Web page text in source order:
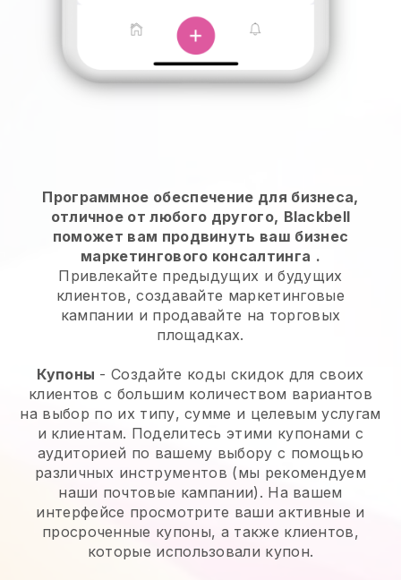
Программное обеспечение для бизнеса,
отличное от любого другого, Blackbell
поможет вам продвинуть ваш бизнес
маркетингового консалтинга .
Привлекайте предыдущих и будущих
клиентов, создавайте маркетинговые
кампании и продавайте на торговых
площадках.
Купоны - Создайте коды скидок для своих
клиентов с большим количеством вариантов
на выбор по их типу, сумме и целевым услугам
и клиентам. Поделитесь этими купонами с
аудиторией по вашему выбору с помощью
различных инструментов (мы рекомендуем
наши почтовые кампании). На вашем
интерфейсе просмотрите ваши активные и
просроченные купоны, а также клиентов,
которые использовали купон.